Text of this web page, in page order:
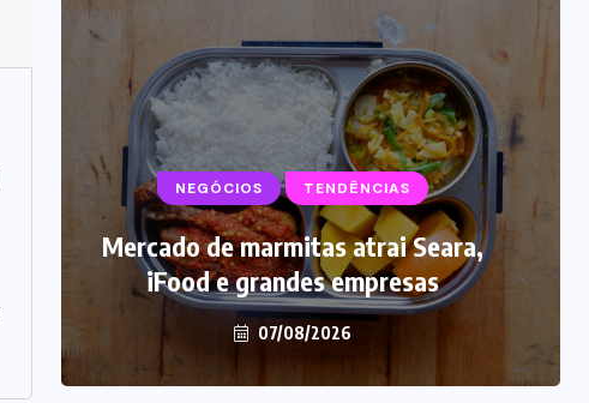
NEGÓCIOS TENDÊNCIAS
Mercado de marmitas atrai Seara,
iFood e grandes empresas
07/08/2026